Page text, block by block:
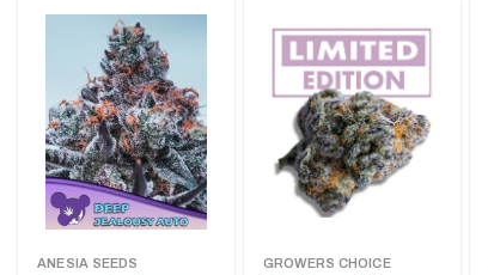
ANESIA SEEDS GROWERS CHOICE